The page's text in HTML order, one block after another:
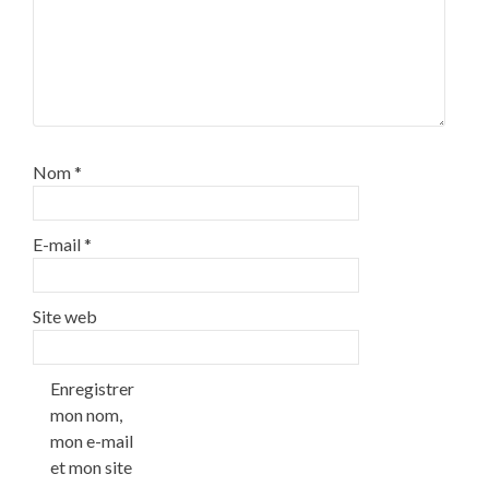
Nom*
E-mail*
Site web
Enregistrer
mon nom,
mon e-mail
et mon site